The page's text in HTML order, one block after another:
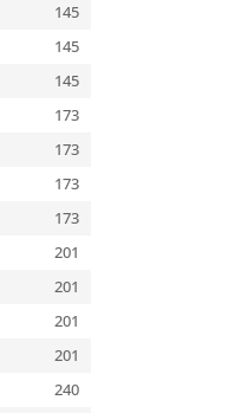
145
145
145
173
173
173
173
201
201
201
201
240